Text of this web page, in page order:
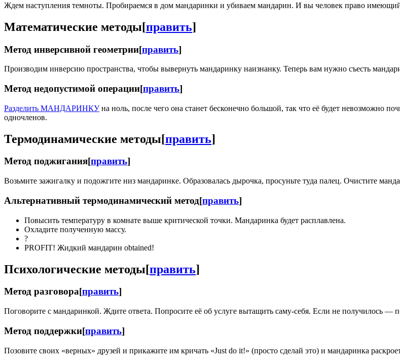
Ждем наступления темноты. Пробираемся в дом мандаринки и убиваем мандарин. И вы человек право
Математические методы[править]
Метод инверсивной геометрии[править]
Производим инверсию пространства, чтобы вывернуть мандаринку наизнанку. Теперь вам нужно съесть
Метод недопустимой операции[править]
Разделить МАНДАРИНКУна ноль, после чего она станет бесконечно большой, так что её будет невозможно
одночленов.
Термодинамические методы[править]
Метод поджигания[править]
Возьмите зажигалку и подожгите низ мандаринке. Образовалась дырочка, просуньте туда палец.
Альтернативный термодинамический метод[править]
Повысить температуру в комнате выше критической точки. Мандаринка будет расплавлена.
Охладите полученную массу.
?
PROFIT! Жидкий мандарин obtained!
Психологические методы[править]
Метод разговора[править]
Поговорите с мандаринкой. Ждите ответа. Попросите её об услуге вытащить саму-себя. Если не получилось —
Метод поддержки[править]
Позовите своих «верных» друзей и прикажите им кричать «Just do it!» (просто сделай это) и мандаринка